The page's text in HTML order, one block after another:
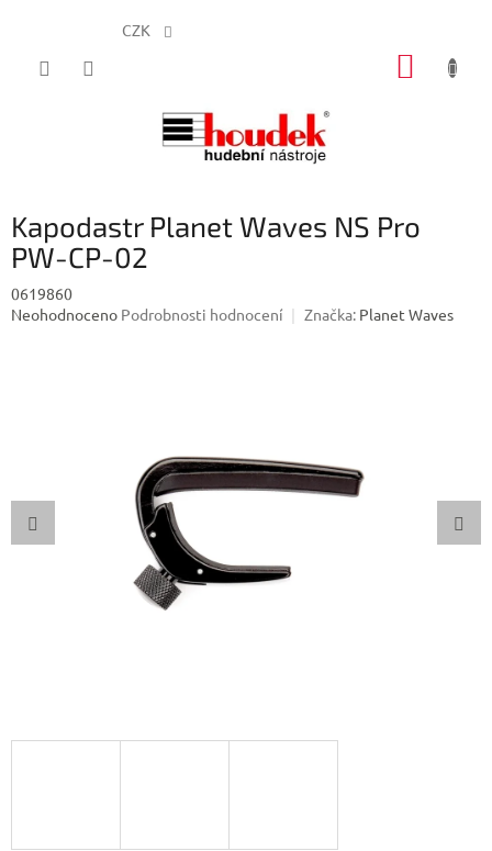
CZK
Kapodastr Planet Waves NS Pro
PW-CP-02
0619860
Průměrné
Neohodnoceno Podrobnosti hodnocení Značka: Planet Waves